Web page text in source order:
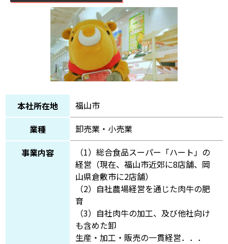
本社所在地
福山市
業種
卸売業・小売業
事業内容
（1）総合食品スーパー「ハート」の
経営（現在、福山市近郊に8店舗、岡
山県倉敷市に2店舗）
（2）自社農場経営を通じた肉牛の肥
育
（3）自社肉牛の加工、及び他社向け
も含めた卸
生産・加工・販売の一貫経営．．．